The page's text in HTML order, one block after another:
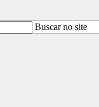
BuscarBuscar no site